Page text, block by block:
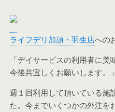
ライフデリ加須・羽生店への
「デイサービスの利用者に美
今後共宜しくお願いします。
週１回利用して頂いている施
た。今までいくつかの外注を